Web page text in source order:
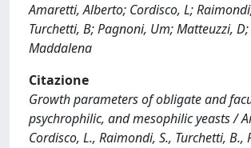
Amaretti, Alberto; Cordisco, L;
Turchetti, B; Pagnoni, Um; Matteuzzi, D;
Maddalena
Citazione
Growth parameters of obligate and
psychrophilic, and mesophilic yeasts /
Cordisco, L., Raimondi, S., Turchetti, B.,